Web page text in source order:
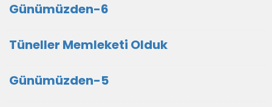
Günümüzden-6
Tüneller Memleketi Olduk
Günümüzden-5